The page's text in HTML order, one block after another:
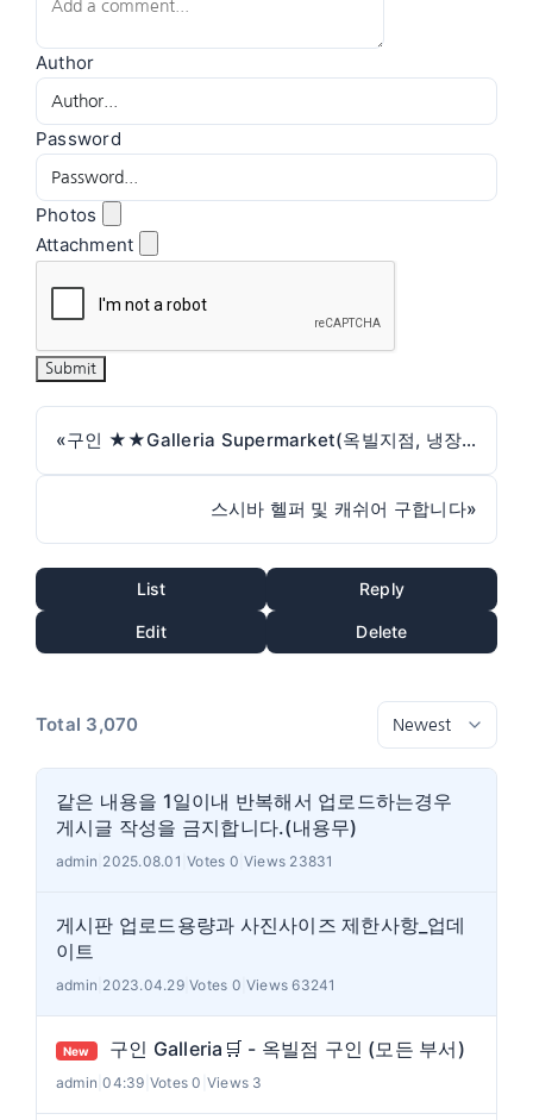
Author
Password
Photos
Attachment
« 구인 ★★Galleria Supermarket(옥빌지점, 냉장냉동팀)★★
스시바 헬퍼 및 캐쉬어 구합니다»
List Reply
Edit Delete
Total 3,070
같은 내용을 1일이내 반복해서 업로드하는경우
게시글 작성을 금지합니다.(내용무)
admin 2025.08.01 |Votes 0 |Views 23831
게시판 업로드용량과 사진사이즈 제한사항_업데
이트
admin 2023.04.29|Votes 0 |Views 63241
New 구인 Galleria🛒 - 옥빌점 구인 (모든 부서)
admin |04:39 Votes 0 Views 3